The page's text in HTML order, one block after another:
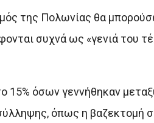
της Πολωνίας θα
συχνά ως «γενιά του
όσων γεννήθηκαν
όπως η βαζεκτομή